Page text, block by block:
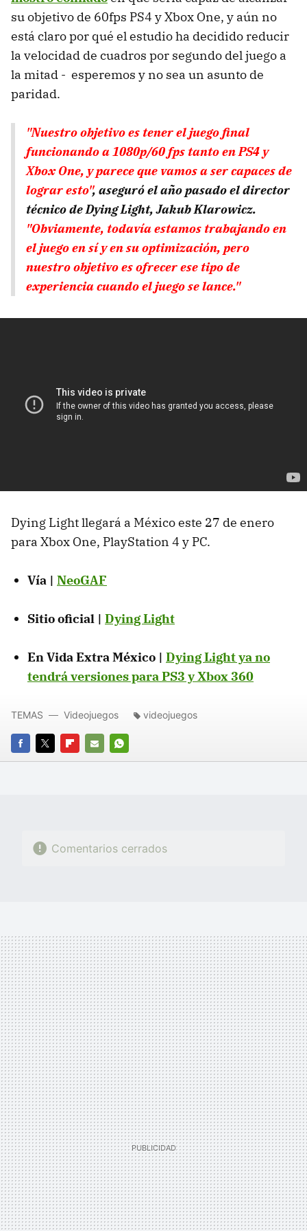
su objetivo de 60fps PS4 y Xbox One, y aún no
está claro por qué el estudio ha decidido reducir
la velocidad de cuadros por segundo del juego a
la mitad - esperemos y no sea un asunto de
paridad.
"Nuestro objetivo es tener el juego final
funcionando a 1080p/60 fps tanto en PS4 y
Xbox One, y parece que vamos a ser capaces de
lograr esto", aseguró el año pasado el director
técnico de Dying Light, Jakub Klarowicz.
"Obviamente, todavía estamos trabajando en
el juego en sí y en su optimización, pero
nuestro objetivo es ofrecer ese tipo de
experiencia cuando el juego se lance."
Dying Light llegará a México este 27 de enero
para Xbox One, PlayStation 4 y PC.
Vía | NeoGAF
Sitio oficial | Dying Light
En Vida Extra México | Dying Light ya no
tendrá versiones para PS3 y Xbox 360
FACEBOOK
TWITTERFLIPBOARD
E-
WHATSAPP
TEMAS Videojuegos videojuegos
Comentarios cerrados